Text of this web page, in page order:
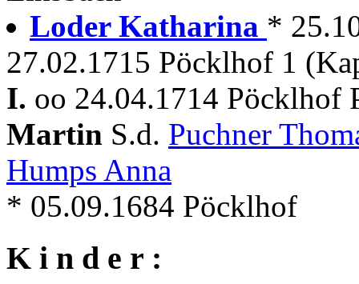
Loder Katharina *
27.02.1715 Pöcklhof 1
I. oo 24.04.1714 Pöcklhof
Martin S.d. Puchner
Humps Anna
* 05.09.1684 Pöcklhof
K i n d e r :